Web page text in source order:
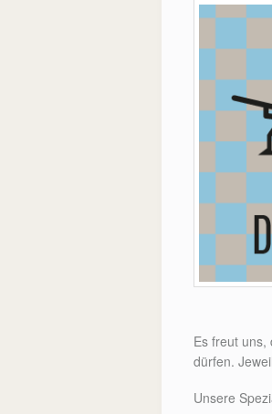
Es freut uns,
dürfen.
Unsere